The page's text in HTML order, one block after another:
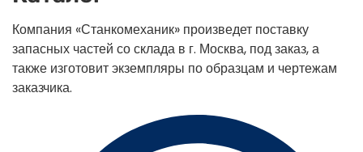
Компания «Станкомеханик» произведет поставку
запасных частей со склада в г. Москва, под заказ, а
также изготовит экземпляры по образцам и чертежам
заказчика.